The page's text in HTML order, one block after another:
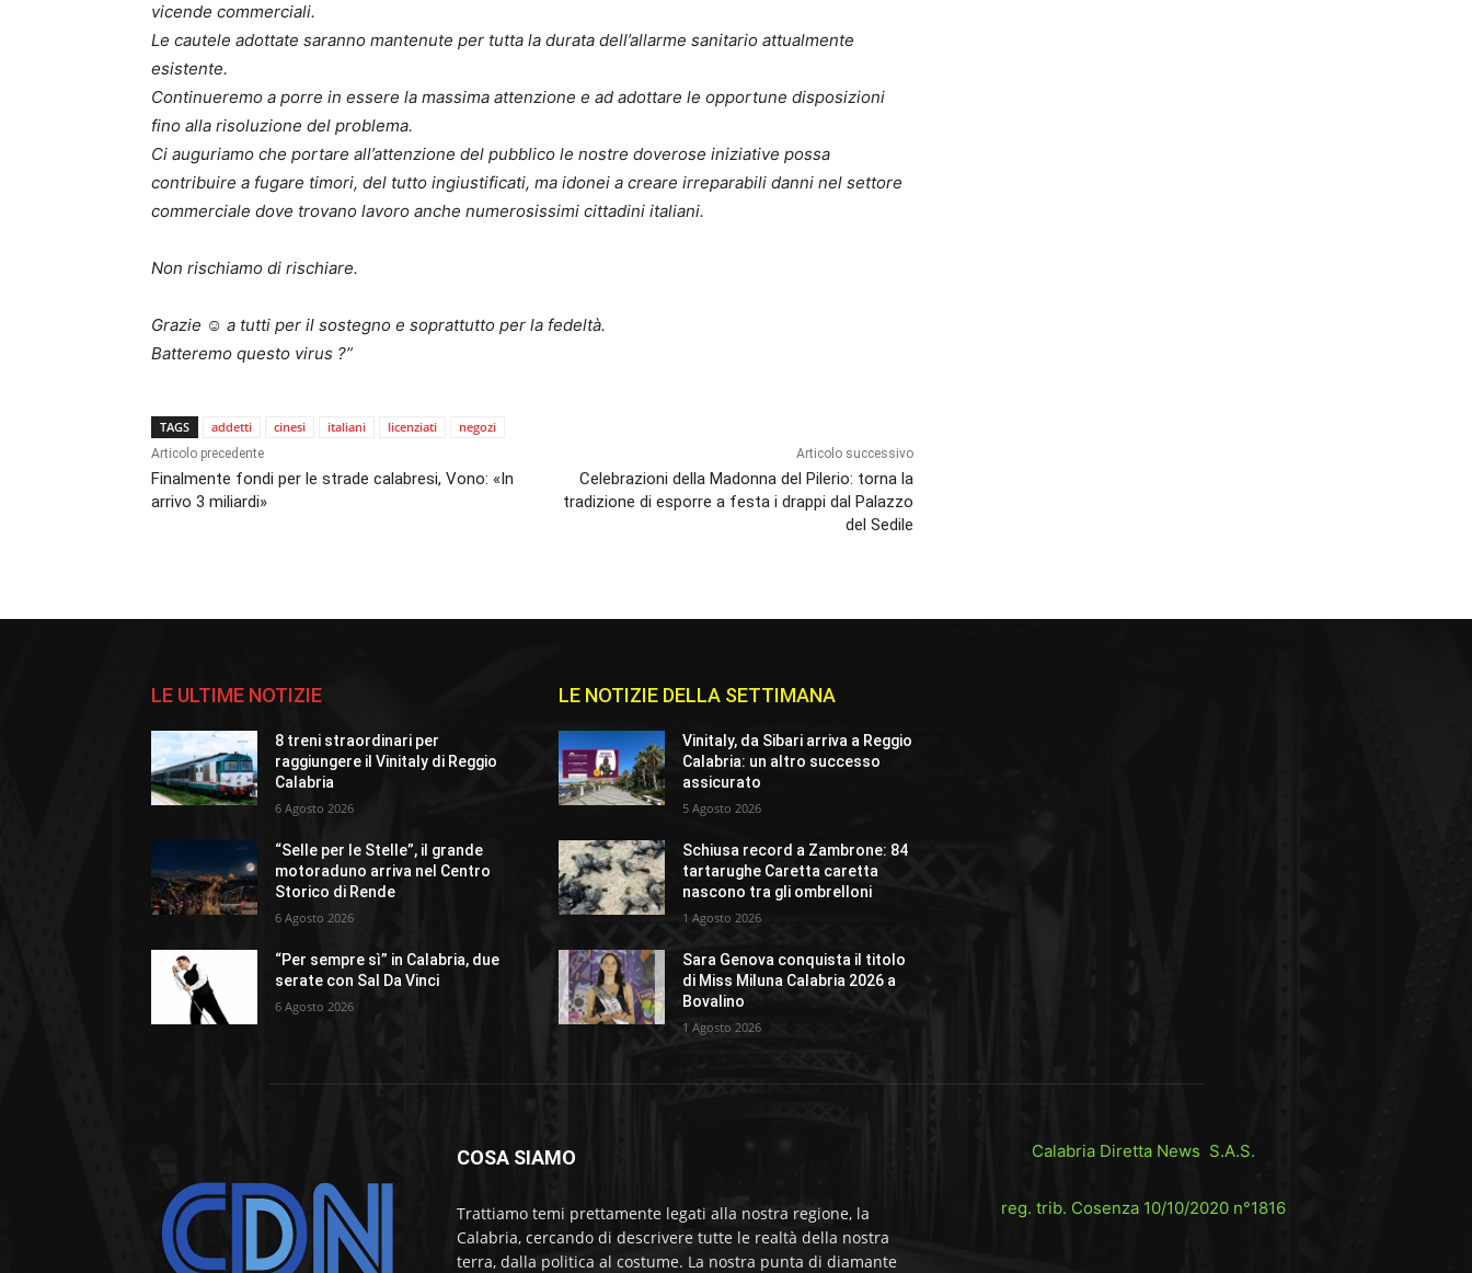
vicende commerciali.
Le cautele adottate saranno mantenute per tutta la durata dell’allarme sanitario attualmente
esistente.
Continueremo a porre in essere la massima attenzione e ad adottare le opportune disposizioni
fino alla risoluzione del problema.
Ci auguriamo che portare all’attenzione del pubblico le nostre doverose iniziative possa
contribuire a fugare timori, del tutto ingiustificati, ma idonei a creare irreparabili danni nel settore
commerciale dove trovano lavoro anche numerosissimi cittadini italiani.
Non rischiamo di rischiare.
Grazie ☺️ a tutti per il sostegno e soprattutto per la fedeltà.
Batteremo questo virus ?”
TAGS addetti cinesi italiani licenziati negozi
Articolo precedente
Finalmente fondi per le strade calabresi, Vono: «In
arrivo 3 miliardi»
Articolo successivo
Celebrazioni della Madonna del Pilerio: torna la
tradizione di esporre a festa i drappi dal Palazzo
del Sedile
LE ULTIME NOTIZIE
8 treni straordinari per
raggiungere il Vinitaly di Reggio
Calabria
6 Agosto 2026
“Selle per le Stelle”, il grande
motoraduno arriva nel Centro
Storico di Rende
6 Agosto 2026
“Per sempre sì” in Calabria, due
serate con Sal Da Vinci
6 Agosto 2026
LE NOTIZIE DELLA SETTIMANA
Vinitaly, da Sibari arriva a Reggio
Calabria: un altro successo
assicurato
5 Agosto 2026
Schiusa record a Zambrone: 84
tartarughe Caretta caretta
nascono tra gli ombrelloni
1 Agosto 2026
Sara Genova conquista il titolo
di Miss Miluna Calabria 2026 a
Bovalino
1 Agosto 2026
COSA SIAMO
Trattiamo temi prettamente legati alla nostra regione, la
Calabria, cercando di descrivere tutte le realtà della nostra
terra, dalla politica al costume. La nostra punta di diamante
Calabria Diretta News S.A.S.
reg. trib. Cosenza 10/10/2020 n°1816